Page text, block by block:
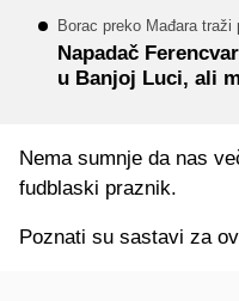
Borac preko Mađara
Napadač
u Banjoj Luci, ali
Nema sumnje da nas
fudblaski praznik.
Poznati su sastavi za